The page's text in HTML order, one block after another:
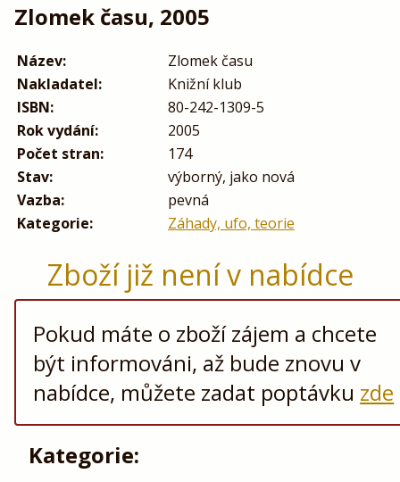
Zlomek času, 2005
Název:
Zlomek času
Nakladatel:
Knižní klub
ISBN:
80-242-1309-5
Rok vydání:
2005
Počet stran:
174
Stav:
výborný, jako nová
Vazba:
pevná
Kategorie:
Záhady, ufo, teorie
Zboží již není v nabídce
Pokud máte o zboží zájem a chcete
být informováni, až bude znovu v
nabídce, můžete zadat poptávku zde
Kategorie: